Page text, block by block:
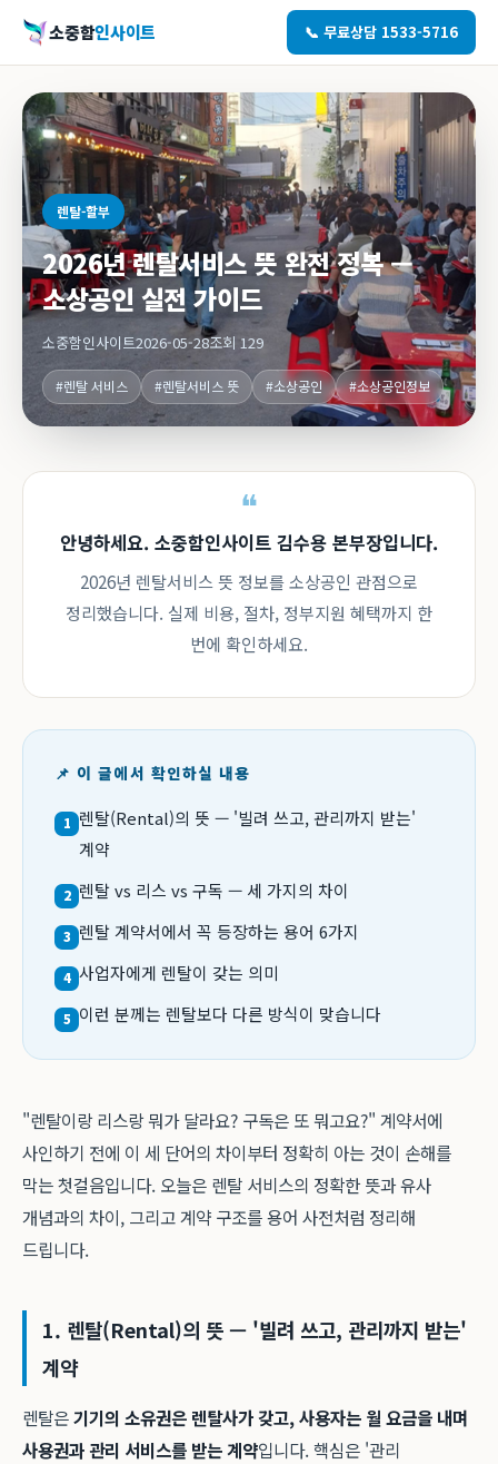
소중함인사이트 📞 무료상담 1533-5716
렌탈-할부
2026년 렌탈서비스 뜻 완전 정복 —
소상공인 실전 가이드
소중함인사이트2026-05-28조회 129
#렌탈 서비스 #렌탈서비스 뜻 #소상공인 #소상공인정보
안녕하세요. 소중함인사이트 김수용 본부장입니다.
2026년 렌탈서비스 뜻 정보를 소상공인 관점으로
정리했습니다. 실제 비용, 절차, 정부지원 혜택까지 한
번에 확인하세요.
📌 이 글에서 확인하실 내용
1 렌탈(Rental)의 뜻 — '빌려 쓰고, 관리까지 받는'
계약
2 렌탈 vs 리스 vs 구독 — 세 가지의 차이
3 렌탈 계약서에서 꼭 등장하는 용어 6가지
4 사업자에게 렌탈이 갖는 의미
5 이런 분께는 렌탈보다 다른 방식이 맞습니다
"렌탈이랑 리스랑 뭐가 달라요? 구독은 또 뭐고요?" 계약서에
사인하기 전에 이 세 단어의 차이부터 정확히 아는 것이 손해를
막는 첫걸음입니다. 오늘은 렌탈 서비스의 정확한 뜻과 유사
개념과의 차이, 그리고 계약 구조를 용어 사전처럼 정리해
드립니다.
1. 렌탈(Rental)의 뜻 — '빌려 쓰고, 관리까지 받는'
계약
렌탈은기기의 소유권은 렌탈사가 갖고, 사용자는 월 요금을 내며
사용권과 관리 서비스를 받는 계약입니다. 핵심은 '관리